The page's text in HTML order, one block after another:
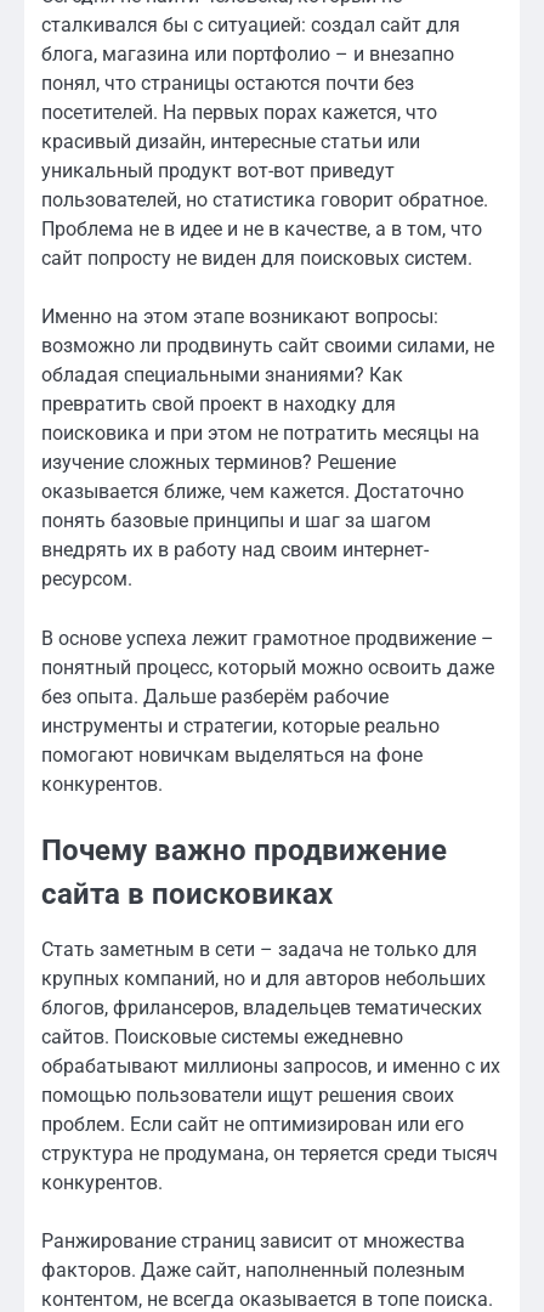
сталкивался бы с ситуацией: создал сайт для
блога, магазина или портфолио – и внезапно
понял, что страницы остаются почти без
посетителей. На первых порах кажется, что
красивый дизайн, интересные статьи или
уникальный продукт вот-вот приведут
пользователей, но статистика говорит обратное.
Проблема не в идее и не в качестве, а в том, что
сайт попросту не виден для поисковых систем.
Именно на этом этапе возникают вопросы:
возможно ли продвинуть сайт своими силами, не
обладая специальными знаниями? Как
превратить свой проект в находку для
поисковика и при этом не потратить месяцы на
изучение сложных терминов? Решение
оказывается ближе, чем кажется. Достаточно
понять базовые принципы и шаг за шагом
внедрять их в работу над своим интернет-
ресурсом.
В основе успеха лежит грамотное продвижение –
понятный процесс, который можно освоить даже
без опыта. Дальше разберём рабочие
инструменты и стратегии, которые реально
помогают новичкам выделяться на фоне
конкурентов.
Почему важно продвижение
сайта в поисковиках
Стать заметным в сети – задача не только для
крупных компаний, но и для авторов небольших
блогов, фрилансеров, владельцев тематических
сайтов. Поисковые системы ежедневно
обрабатывают миллионы запросов, и именно с их
помощью пользователи ищут решения своих
проблем. Если сайт не оптимизирован или его
структура не продумана, он теряется среди тысяч
конкурентов.
Ранжирование страниц зависит от множества
факторов. Даже сайт, наполненный полезным
контентом, не всегда оказывается в топе поиска.